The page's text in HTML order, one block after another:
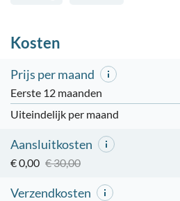
Kosten
Prijs per maand
Eerste 12 maanden
Uiteindelijk per maand
Aansluitkosten
€ 0,00 € 30,00
Verzendkosten